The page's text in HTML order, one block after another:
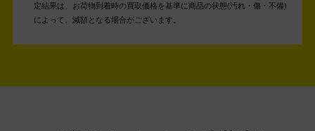
定結果は、お荷物到着時の買取価格を基準に商品の状態(汚れ・傷・不備)
によって、減額となる場合がございます。